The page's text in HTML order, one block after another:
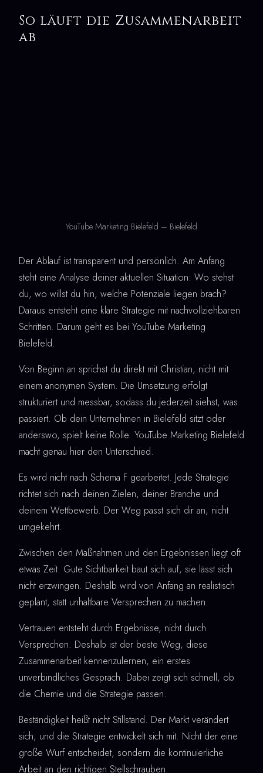
So läuft die Zusammenarbeit
ab
YouTube Marketing Bielefeld – Bielefeld
Der Ablauf ist transparent und persönlich. Am Anfang
steht eine Analyse deiner aktuellen Situation: Wo stehst
du, wo willst du hin, welche Potenziale liegen brach?
Daraus entsteht eine klare Strategie mit nachvollziehbaren
Schritten. Darum geht es bei YouTube Marketing
Bielefeld.
Von Beginn an sprichst du direkt mit Christian, nicht mit
einem anonymen System. Die Umsetzung erfolgt
strukturiert und messbar, sodass du jederzeit siehst, was
passiert. Ob dein Unternehmen in Bielefeld sitzt oder
anderswo, spielt keine Rolle. YouTube Marketing Bielefeld
macht genau hier den Unterschied.
Es wird nicht nach Schema F gearbeitet. Jede Strategie
richtet sich nach deinen Zielen, deiner Branche und
deinem Wettbewerb. Der Weg passt sich dir an, nicht
umgekehrt.
Zwischen den Maßnahmen und den Ergebnissen liegt oft
etwas Zeit. Gute Sichtbarkeit baut sich auf, sie lässt sich
nicht erzwingen. Deshalb wird von Anfang an realistisch
geplant, statt unhaltbare Versprechen zu machen.
Vertrauen entsteht durch Ergebnisse, nicht durch
Versprechen. Deshalb ist der beste Weg, diese
Zusammenarbeit kennenzulernen, ein erstes
unverbindliches Gespräch. Dabei zeigt sich schnell, ob
die Chemie und die Strategie passen.
Beständigkeit heißt nicht Stillstand. Der Markt verändert
sich, und die Strategie entwickelt sich mit. Nicht der eine
große Wurf entscheidet, sondern die kontinuierliche
Arbeit an den richtigen Stellschrauben.